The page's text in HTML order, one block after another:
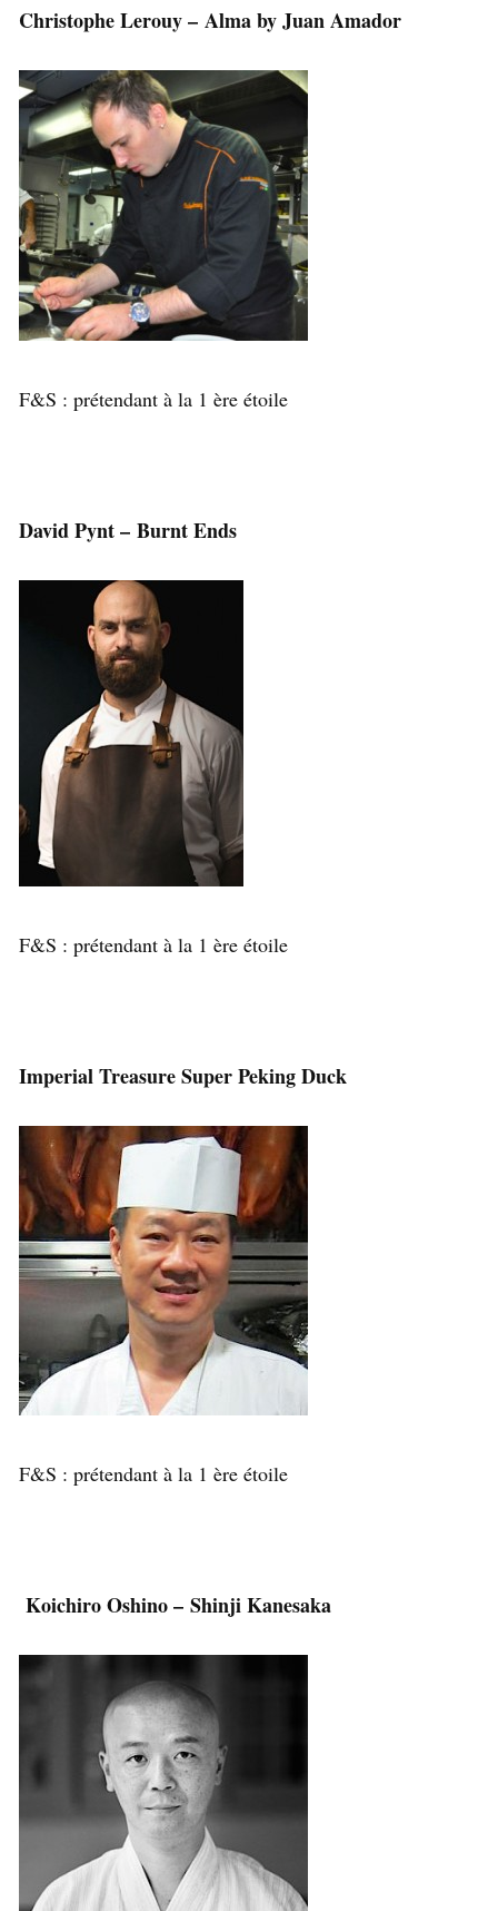
Christophe Lerouy – Alma by Juan Amador
F&S : prétendant à la 1 ère étoile
David Pynt – Burnt Ends
F&S : prétendant à la 1 ère étoile
Imperial Treasure Super Peking Duck
F&S : prétendant à la 1 ère étoile
Koichiro Oshino – Shinji Kanesaka